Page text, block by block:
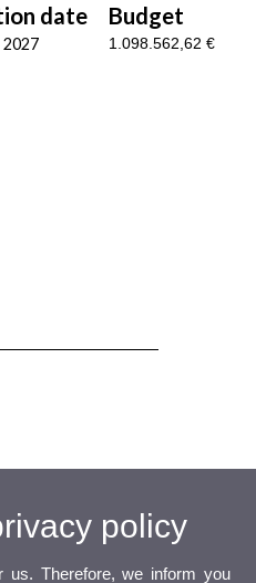
date
2027
Budget
1.098.562,62 €
policy
us. Therefore, we inform you